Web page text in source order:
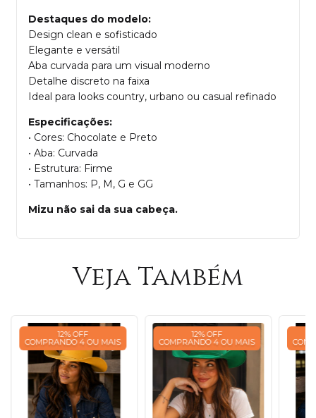
Destaques do modelo:
Design clean e sofisticado
Elegante e versátil
Aba curvada para um visual moderno
Detalhe discreto na faixa
Ideal para looks country, urbano ou casual refinado
Especificações:
• Cores: Chocolate e Preto
• Aba: Curvada
• Estrutura: Firme
• Tamanhos: P, M, G e GG
Mizu não sai da sua cabeça.
Veja Também
12% OFF
COMPRANDO 4 OU MAIS
12% OFF
COMPRANDO 4 OU MAIS